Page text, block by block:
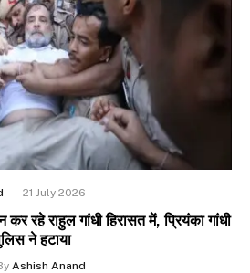
21 July 2026
रहे राहुल गांधी हिरासत में, प्रियंका गांधी
ने हटाया
Ashish Anand